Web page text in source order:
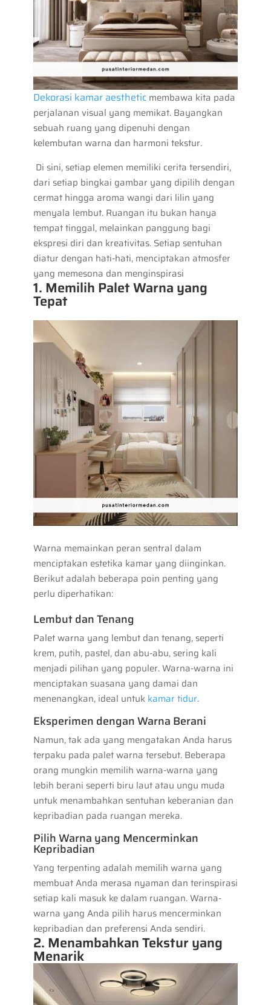
Dekorasi kamar aestheticmembawa kita pada
perjalanan visual yang memikat. Bayangkan
sebuah ruang yang dipenuhi dengan
kelembutan warna dan harmoni tekstur.
Di sini, setiap elemen memiliki cerita tersendiri,
dari setiap bingkai gambar yang dipilih dengan
cermat hingga aroma wangi dari lilin yang
menyala lembut. Ruangan itu bukan hanya
tempat tinggal, melainkan panggung bagi
ekspresi diri dan kreativitas. Setiap sentuhan
diatur dengan hati-hati, menciptakan atmosfer
yang memesona dan menginspirasi
1. Memilih Palet Warna yang
Tepat
Warna memainkan peran sentral dalam
menciptakan estetika kamar yang diinginkan.
Berikut adalah beberapa poin penting yang
perlu diperhatikan:
Lembut dan Tenang
Palet warna yang lembut dan tenang, seperti
krem, putih, pastel, dan abu-abu, sering kali
menjadi pilihan yang populer. Warna-warna ini
menciptakan suasana yang damai dan
menenangkan, ideal untukkamar tidur.
Eksperimen dengan Warna Berani
Namun, tak ada yang mengatakan Anda harus
terpaku pada palet warna tersebut. Beberapa
orang mungkin memilih warna-warna yang
lebih berani seperti biru laut atau ungu muda
untuk menambahkan sentuhan keberanian dan
kepribadian pada ruangan mereka.
Pilih Warna yang Mencerminkan
Kepribadian
Yang terpenting adalah memilih warna yang
membuat Anda merasa nyaman dan terinspirasi
setiap kali masuk ke dalam ruangan. Warna-
warna yang Anda pilih harus mencerminkan
kepribadian dan preferensi Anda sendiri.
2. Menambahkan Tekstur yang
Menarik